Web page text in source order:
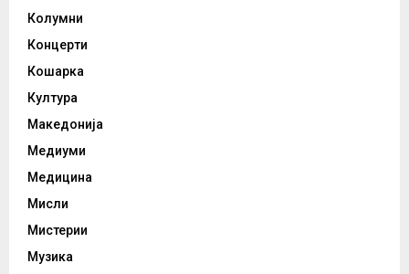
Колумни
Концерти
Кошарка
Култура
Македонија
Медиуми
Медицина
Мисли
Мистерии
Музика